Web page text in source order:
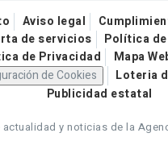
Aviso legal
de servicios
Política
de Privacidad
Mapa
de Cookies
Loteria
Publicidad estatal
y noticias de la